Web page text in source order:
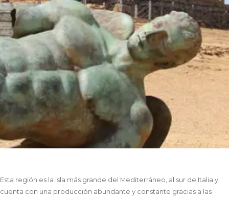
Esta región es la isla más grande del Mediterráneo, al sur de Italia y
cuenta con una producción abundante y constante gracias a las